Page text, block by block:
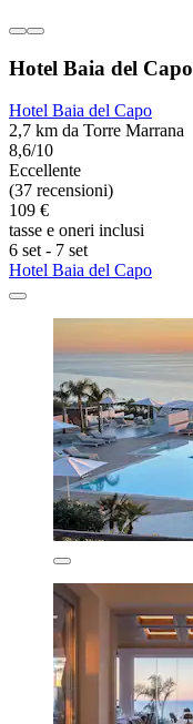
Hotel Baia del Capo
Hotel Baia del Capo
2,7 km da Torre Marrana
8,6/10
Eccellente
(37 recensioni)
109 €
tasse e oneri inclusi
6 set - 7 set
Hotel Baia del Capo